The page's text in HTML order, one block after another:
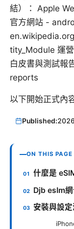
結）： Apple
官方網站 -
tity_Module 運
白皮書與測試
reports
以下開始正式內
Published:
ON THIS PAGE
什麼是
Djb esIm
安裝與設定